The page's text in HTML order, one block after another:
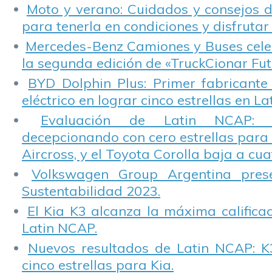
Moto y verano: Cuidados y consejos
para tenerla en condiciones y disfrutar
Mercedes-Benz Camiones y Buses
la segunda edición de «TruckCionar
BYD Dolphin Plus: Primer
eléctrico en lograr cinco estrellas en
Evaluación de Latin NCAP:
decepcionando con cero estrellas para
Aircross, y el Toyota Corolla baja a
Volkswagen Group Argentina
Sustentabilidad 2023.
El Kia K3 alcanza la máxima
Latin NCAP.
Nuevos resultados de Latin NCAP:
cinco estrellas para Kia.